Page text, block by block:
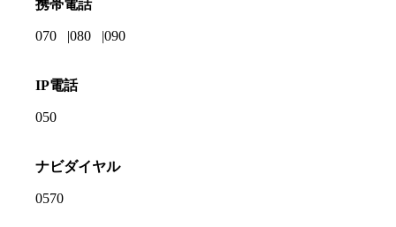
携帯電話
070 080 090
IP電話
050
ナビダイヤル
0570